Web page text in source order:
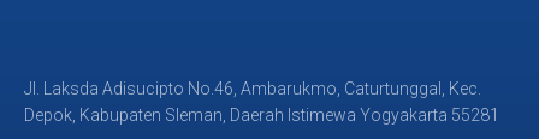
Jl. Laksda Adisucipto No.46, Ambarukmo, Caturtunggal, Kec.
Depok, Kabupaten Sleman, Daerah Istimewa Yogyakarta 55281